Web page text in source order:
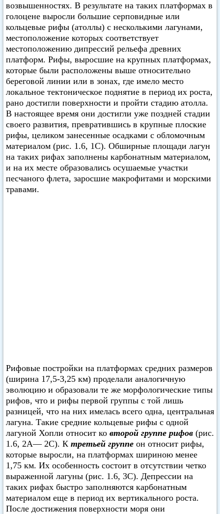
возвышенностях. В результате на таких платформах в
голоцене выросли большие серповидные или
кольцевые рифы (атоллы) с несколькими лагунами,
местоположение которых соответствует
местоположению дипрессий рельефа древних
платформ. Рифы, выросшие на крупных платформах,
которые были расположены выше относительно
береговой линии или в зонах, где имело место
локальное тектоническое поднятие в период их роста,
рано достигли поверхности и пройти стадию атолла.
В настоящее время они достигли уже поздней стадии
своего развития, превратившись в крупные плоские
рифы, целиком занесенные осадками с обломочным
материалом (рис. 1.6, 1C). Обширные площади лагун
на таких рифах заполнены карбонатным материалом,
и на их месте образовались осушаемые участки
песчаного флета, заросшие макрофитами и морскими
травами.
Рифовые постройки на платформах средних размеров
(ширина 17,5-3,25 км) проделали аналогичную
эволюцию и образовали те же морфологические типы
рифов, что и рифы первой группы с той лишь
разницей, что на них имелась всего одна, центральная
лагуна. Такие средние кольцевые рифы с одной
лагуной Хопли относит ко второй группе рифов (рис.
1.6, 2А— 2С). К третьей группе он относит рифы,
которые выросли, на платформах шириною менее
1,75 км. Их особенность состоит в отсутствии четко
выраженной лагуны (рис. 1.6, 3С). Депрессии на
таких рифах быстро заполняются карбонатным
материалом еще в период их вертикального роста.
После достижения поверхности моря они